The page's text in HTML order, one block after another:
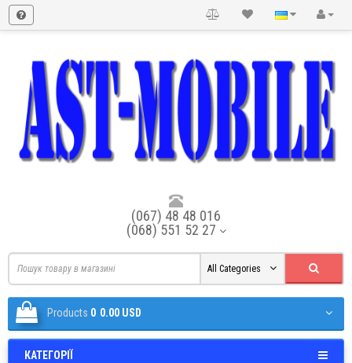
(067) 48 48 016
(068) 551 52 27
All Categories
Products 0 0.00 USD
КАТЕГОРІЇ